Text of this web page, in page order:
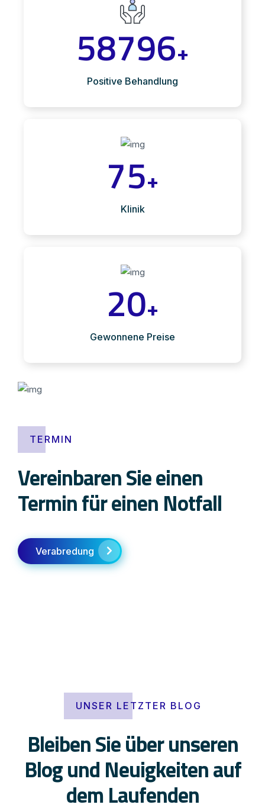
58796+
Positive Behandlung
75+
Klinik
20+
Gewonnene Preise
TERMIN
Vereinbaren Sie einen
Termin für einen Notfall
Verabredung
UNSER LETZTER BLOG
Bleiben Sie über unseren
Blog und Neuigkeiten auf
dem Laufenden